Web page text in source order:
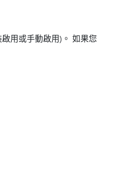
用或手動啟用)。 如果您